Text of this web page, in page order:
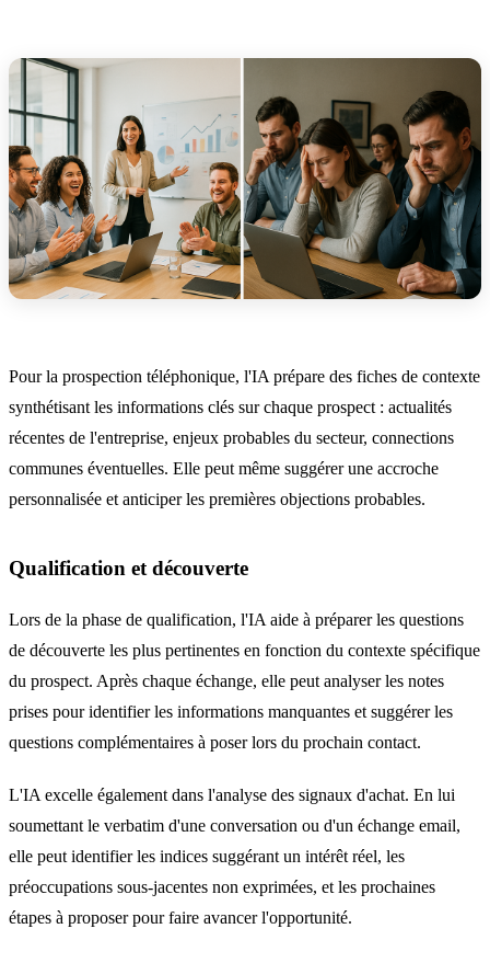
Pour la prospection téléphonique, l'IA prépare des fiches de contexte
synthétisant les informations clés sur chaque prospect : actualités
récentes de l'entreprise, enjeux probables du secteur, connections
communes éventuelles. Elle peut même suggérer une accroche
personnalisée et anticiper les premières objections probables.
Qualification et découverte
Lors de la phase de qualification, l'IA aide à préparer les questions
de découverte les plus pertinentes en fonction du contexte spécifique
du prospect. Après chaque échange, elle peut analyser les notes
prises pour identifier les informations manquantes et suggérer les
questions complémentaires à poser lors du prochain contact.
L'IA excelle également dans l'analyse des signaux d'achat. En lui
soumettant le verbatim d'une conversation ou d'un échange email,
elle peut identifier les indices suggérant un intérêt réel, les
préoccupations sous-jacentes non exprimées, et les prochaines
étapes à proposer pour faire avancer l'opportunité.